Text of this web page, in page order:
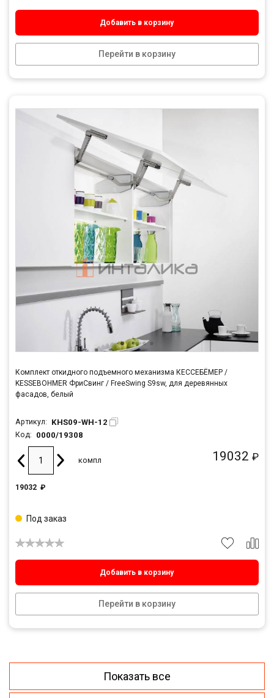
Добавить в корзину
Перейти в корзину
Комплект откидного подъемного механизма КЕССЕБЁМЕР /
KESSEBOHMER ФриСвинг / FreeSwing S9sw, для деревянных
фасадов, белый
Артикул: KHS09-WH-12
Код: 0000/19308
19032 ₽
компл
19032 ₽
Добавить в корзину
Перейти в корзину
Под заказ
Показать все